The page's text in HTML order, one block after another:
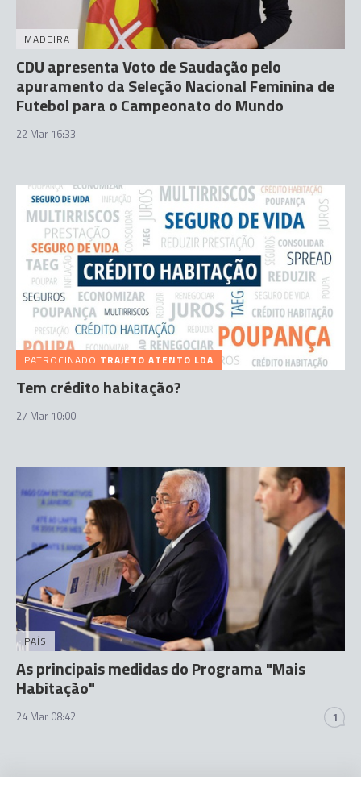
MADEIRA
CDU apresenta Voto de Saudação pelo
apuramento da Seleção Nacional Feminina de
Futebol para o Campeonato do Mundo
22 Mar 16:33
PATROCINADO TRAJETO ATENTO LDA
Tem crédito habitação?
27 Mar 10:00
PAÍS
As principais medidas do Programa "Mais
Habitação"
24 Mar 08:42 1